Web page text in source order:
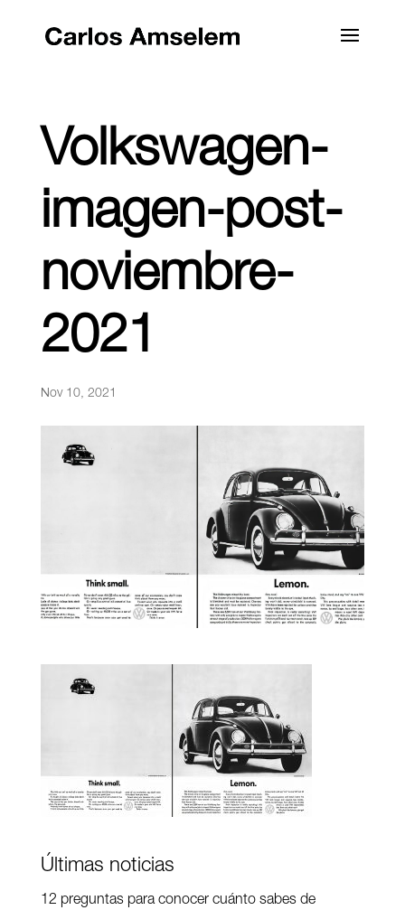
Volkswagen-
imagen-post-
noviembre-
2021
Nov 10, 2021
Últimas noticias
12 preguntas para conocer cuánto sabes de